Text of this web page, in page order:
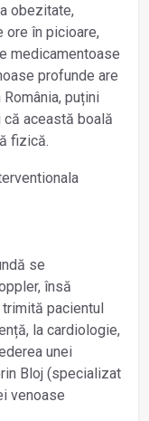
obezitate,
ore în picioare,
medicamentoase
profunde are
puțini
această boală
fizică.
se
însă
pacientul
la cardiologie,
unei
Bloj (specializat
venoase